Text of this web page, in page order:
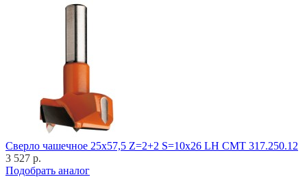
Cверло чашечное 25x57,5 Z=2+2 S=10x26 LH CMT 317.250.12
3 527 р.
Подобрать аналог